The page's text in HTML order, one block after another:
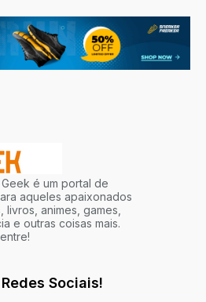
é um portal de
aqueles apaixonados
animes, games,
e outras coisas mais.
Sociais!